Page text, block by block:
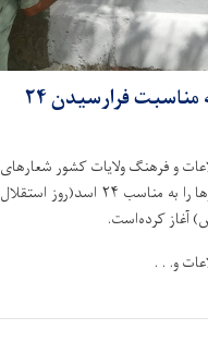
آغاز دیوارنویسی به مناسبت فرارسیدن ۲۴
و فرهنگ ولایات کشور شعار‌های
حماسی و ملی روی دیوارها را به مناسب ۲۴ اسد(روز استقلال
آغاز کرده‌است.
و. . .